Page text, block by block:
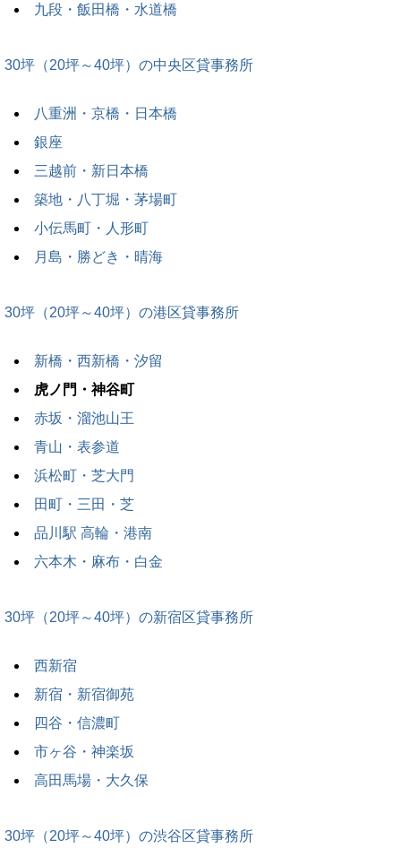
九段・飯田橋・水道橋
30坪（20坪～40坪）の中央区貸事務所
八重洲・京橋・日本橋
銀座
三越前・新日本橋
築地・八丁堀・茅場町
小伝馬町・人形町
月島・勝どき・晴海
30坪（20坪～40坪）の港区貸事務所
新橋・西新橋・汐留
虎ノ門・神谷町
赤坂・溜池山王
青山・表参道
浜松町・芝大門
田町・三田・芝
品川駅 高輪・港南
六本木・麻布・白金
30坪（20坪～40坪）の新宿区貸事務所
西新宿
新宿・新宿御苑
四谷・信濃町
市ヶ谷・神楽坂
高田馬場・大久保
30坪（20坪～40坪）の渋谷区貸事務所